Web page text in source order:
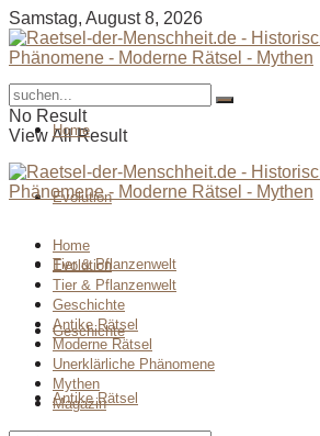
Samstag, August 8, 2026
No Result
View All Result
Home
Evolution
Tier & Pflanzenwelt
Geschichte
Antike Rätsel
Home
Evolution
Tier & Pflanzenwelt
Geschichte
Antike Rätsel
Moderne Rätsel
Unerklärliche Phänomene
Mythen
Magazin